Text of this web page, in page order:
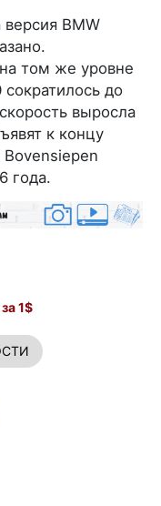
BMW
том же уровне
до
выросла
к концу
Bovensiepen
года.
1$